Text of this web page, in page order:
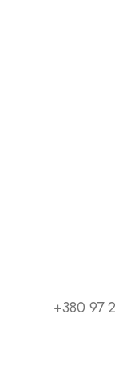
+380 97